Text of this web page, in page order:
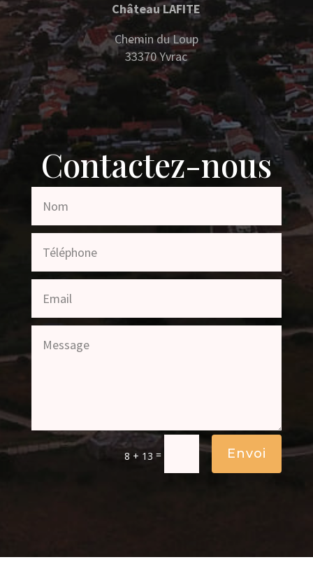
Château LAFITE
Chemin du Loup
33370 Yvrac
Contactez-nous
8 + 13 = Envoi